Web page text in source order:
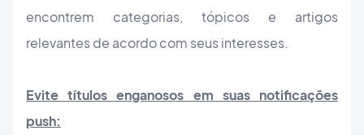
encontrem categorias, tópicos e artigos
relevantes de acordo com seus interesses.
Evite títulos enganosos em suas notificações
push: